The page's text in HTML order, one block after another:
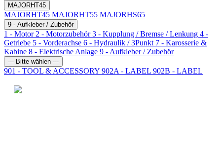
MAJORHT45
MAJORHT45 MAJORHT55 MAJORHS65
9 - Aufkleber / Zubehör
1 - Motor 2 - Motorzubehör3 - Kupplung / Bremse / Lenkung 4 -
Getriebe 5 - Vorderachse 6 - Hydraulik / 3Punkt 7 - Karosserie &
Kabine 8 - Elektrische Anlage 9 - Aufkleber / Zubehör
--- Bitte wählen ---
901 - TOOL & ACCESSORY 902A - LABEL 902B - LABEL